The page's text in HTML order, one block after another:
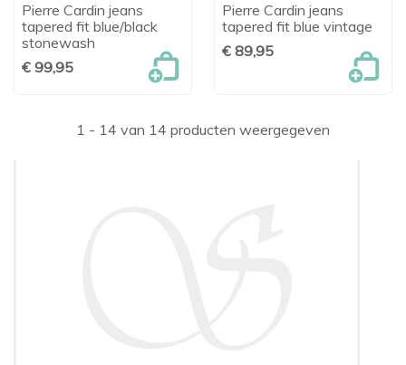
Pierre Cardin jeans
tapered fit blue/black
stonewash
€ 99,95
Pierre Cardin jeans
tapered fit blue vintage
€ 89,95
1 - 14 van 14 producten weergegeven